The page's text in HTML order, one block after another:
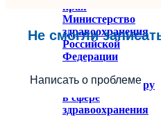
Не смогли
Написать о проблеме
края
Министерство
здравоохранения
Российской
Федерации
служба по надзору
в сфере
здравоохранения